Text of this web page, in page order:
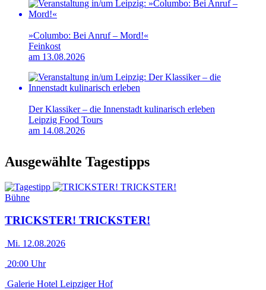
»Columbo: Bei Anruf – Mord!«
Feinkost
am 13.08.2026
Der Klassiker – die Innenstadt kulinarisch erleben
Leipzig Food Tours
am 14.08.2026
Ausgewählte Tagestipps
Bühne
TRICKSTER! TRICKSTER!
Mi. 12.08.2026
20:00 Uhr
Galerie Hotel Leipziger Hof